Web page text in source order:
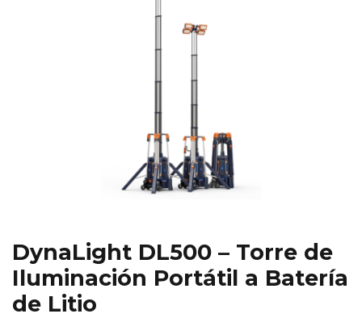
DynaLight DL500 – Torre de
Iluminación Portátil a Batería
de Litio